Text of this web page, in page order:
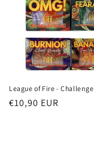
League of Fire - Challenge
Redna
€10,90 EUR